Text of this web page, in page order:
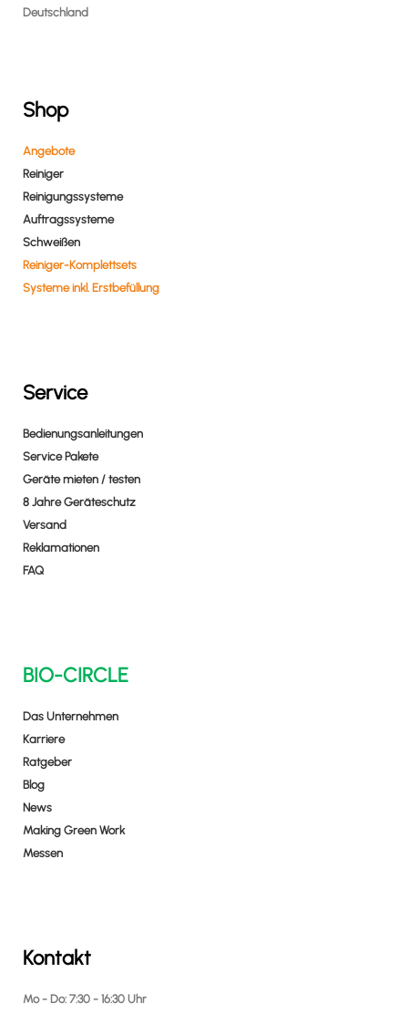
Deutschland
Shop
Angebote
Reiniger
Reinigungssysteme
Auftragssysteme
Schweißen
Reiniger-Komplettsets
Systeme inkl. Erstbefüllung
Service
Bedienungsanleitungen
Service Pakete
Geräte mieten / testen
8 Jahre Geräteschutz
Versand
Reklamationen
FAQ
BIO-CIRCLE
Das Unternehmen
Karriere
Ratgeber
Blog
News
Making Green Work
Messen
Kontakt
Mo - Do: 7:30 - 16:30 Uhr